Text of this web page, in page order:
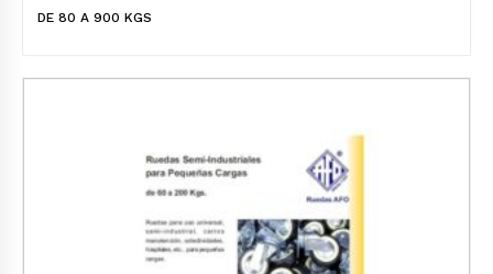
DE 80 A 900 KGS